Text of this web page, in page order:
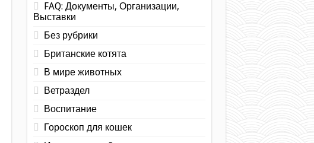
FAQ: Документы, Организации,
Выставки
Без рубрики
Британские котята
В мире животных
Ветраздел
Воспитание
Гороскоп для кошек